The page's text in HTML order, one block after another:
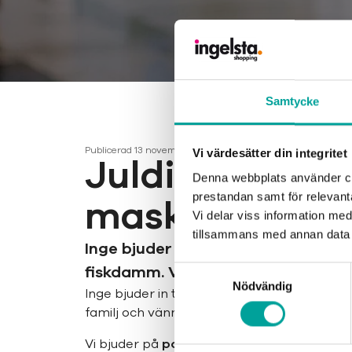
Samtycke
Vi värdesätter din integritet
Denna webbplats använder
prestandan samt för
Vi delar viss information
tillsammans med annan
Samtyckesval
Nödvändig
Publicerad 13 november 2024
Juldisco och
maskoten
Inge bjuder in till juldisco! Det
fiskdamm. Välkommen!
Inge bjuder in till ett glittrande juldisco
familj och vänner och sväng loss till
Vi bjuder på popcorn och fiskdamm, så